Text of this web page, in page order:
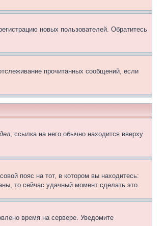
новых пользователей. Обратитесь
прочитанных сообщений, если
; ссылка на него обычно находится вверху
пояс на тот, в котором вы находитесь:
то сейчас удачный момент сделать это.
время на сервере. Уведомите